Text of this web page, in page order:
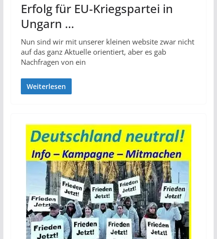
Erfolg für EU-Kriegspartei in
Ungarn …
Nun sind wir mit unserer kleinen website zwar nicht
auf das ganz Aktuelle orientiert, aber es gab
Nachfragen von ein
Weiterlesen